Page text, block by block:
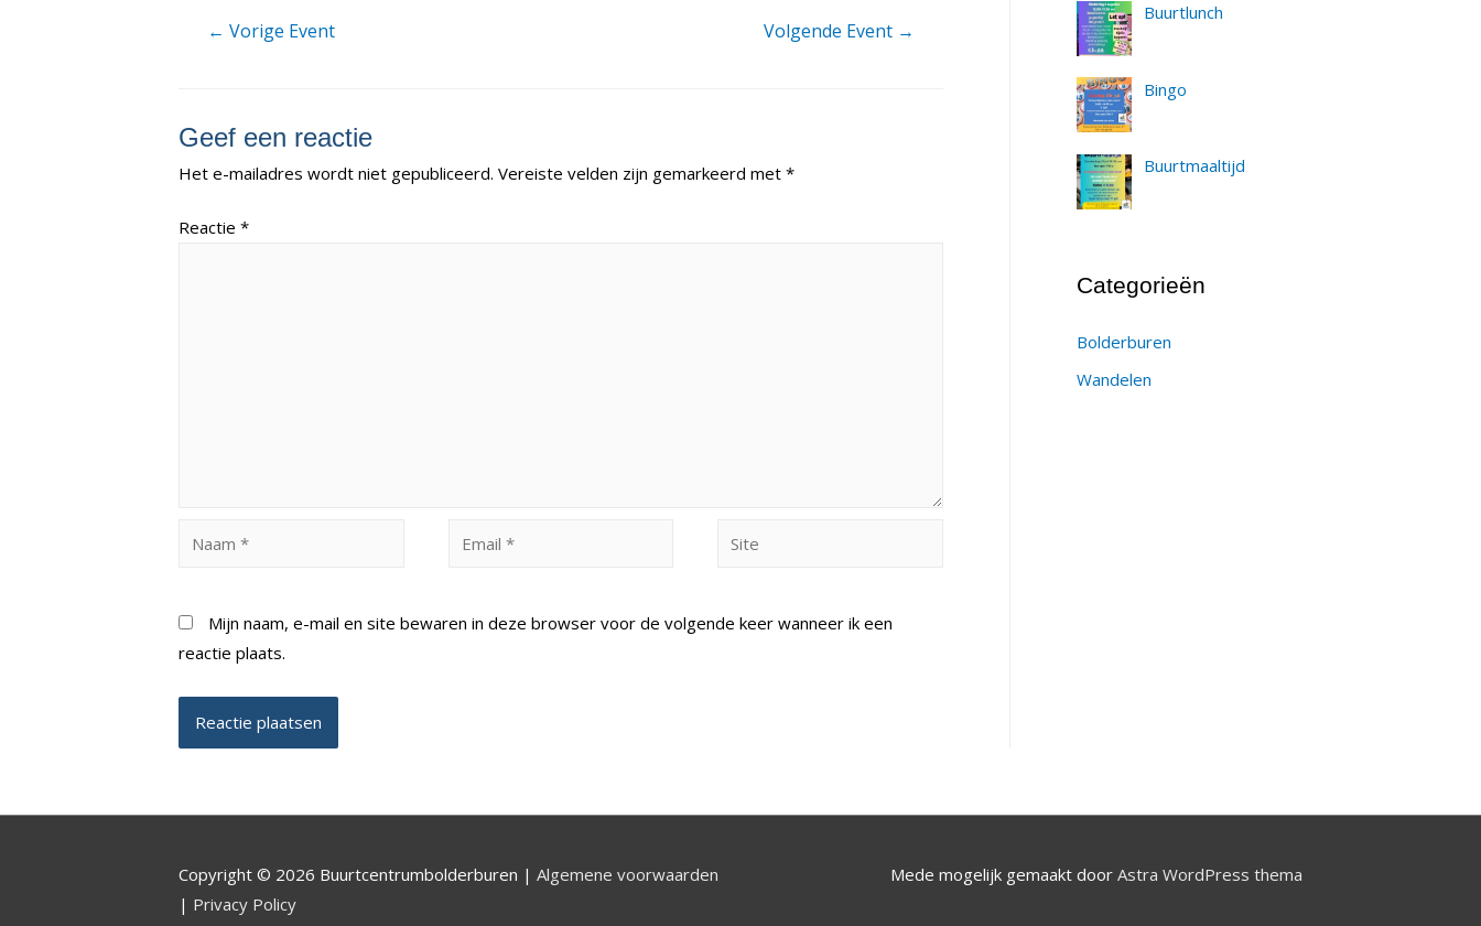
Berichtnavigatie
← Vorige Event Volgende Event →
Geef een reactie
Het e-mailadres wordt niet gepubliceerd. Vereiste velden zijn gemarkeerd met *
Reactie *
Mijn naam, e-mail en site bewaren in deze browser voor de volgende keer wanneer ik een
reactie plaats.
Buurtlunch
Bingo
Buurtmaaltijd
Categorieën
Bolderburen
Wandelen
Copyright © 2026 Buurtcentrumbolderburen | Algemene voorwaarden
| Privacy Policy
Mede mogelijk gemaakt door Astra WordPress thema